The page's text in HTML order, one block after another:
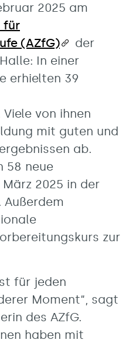
2025 am
für
(AZfG)
der
In einer
erhielten 39
von ihnen
mit guten und
ab.
58 neue
2025 in der
zur
für jeden
Moment“, sagt
des AZfG.
haben mit